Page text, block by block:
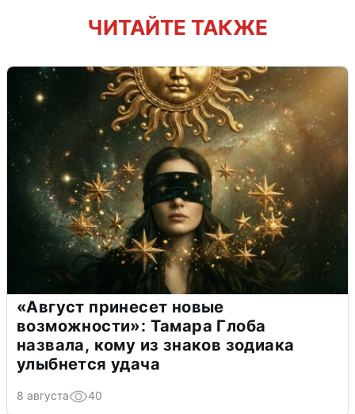
ЧИТАЙТЕ ТАКЖЕ
«Август принесет новые
возможности»: Тамара Глоба
назвала, кому из знаков зодиака
улыбнется удача
8 августа 40